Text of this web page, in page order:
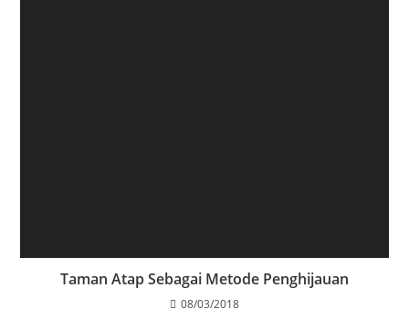
Taman Atap Sebagai Metode Penghijauan
08/03/2018